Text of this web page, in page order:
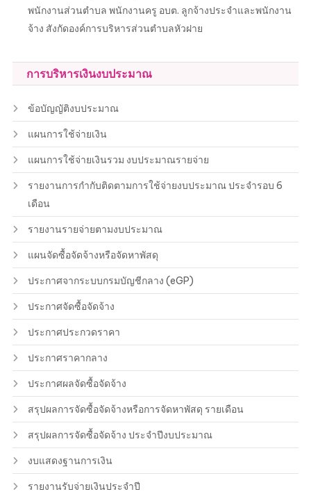
พนักงานส่วนตำบล พนักงานครู อบต. ลูกจ้างประจำและพนักงาน
จ้าง สังกัดองค์การบริหารส่วนตำบลหัวฝาย
การบริหารเงินงบประมาณ
ข้อบัญญัติงบประมาณ
แผนการใช้จ่ายเงิน
แผนการใช้จ่ายเงินรวม งบประมาณรายจ่าย
รายงานการกำกับติดตามการใช้จ่ายงบประมาณ ประจำรอบ 6
เดือน
รายงานรายจ่ายตามงบประมาณ
แผนจัดซื้อจัดจ้างหรือจัดหาพัสดุ
ประกาศจากระบบกรมบัญชีกลาง (eGP)
ประกาศจัดซื้อจัดจ้าง
ประกาศประกวดราคา
ประกาศราคากลาง
ประกาศผลจัดซื้อจัดจ้าง
สรุปผลการจัดซื้อจัดจ้างหรือการจัดหาพัสดุ รายเดือน
สรุปผลการจัดซื้อจัดจ้าง ประจำปีงบประมาณ
งบแสดงฐานการเงิน
รายงานรับจ่ายเงินประจำปี